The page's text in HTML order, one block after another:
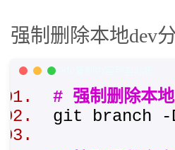
强制删除本地dev
C/C++ Code
# 强制删除本
git branch -